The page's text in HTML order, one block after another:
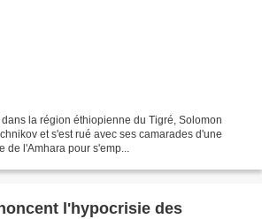
la région éthiopienne du Tigré, Solomon
et s'est rué avec ses camarades d'une
de l'Amhara pour s'emp...
l'hypocrisie des